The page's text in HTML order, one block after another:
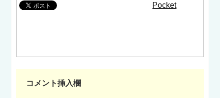
Pocket
コメント挿入欄